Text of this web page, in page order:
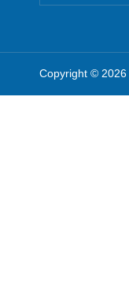
Copyright © 2026